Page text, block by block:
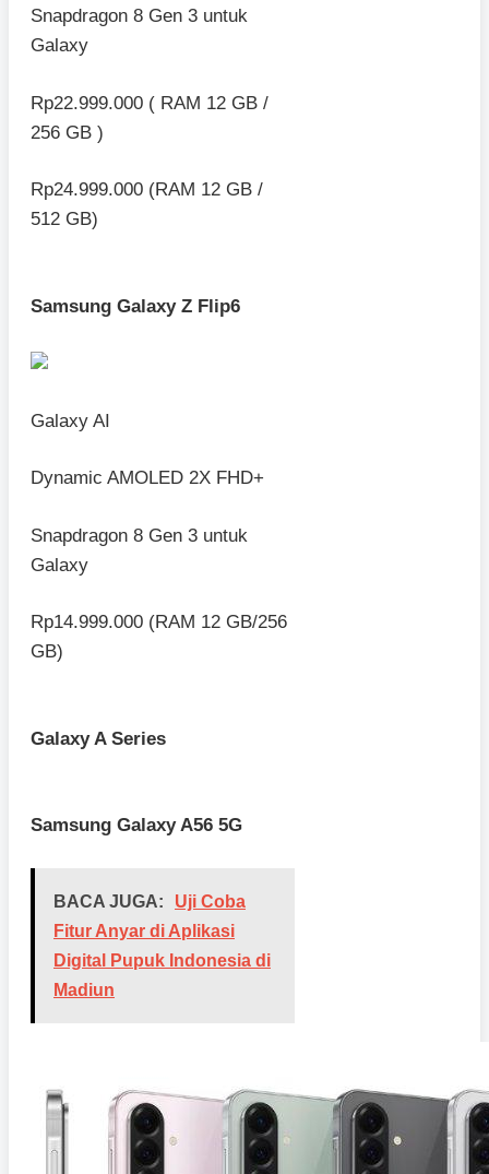
Snapdragon 8 Gen 3 untuk
Galaxy
Rp22.999.000 ( RAM 12 GB /
256 GB )
Rp24.999.000 (RAM 12 GB /
512 GB)
Samsung Galaxy Z Flip6
Galaxy AI
Dynamic AMOLED 2X FHD+
Snapdragon 8 Gen 3 untuk
Galaxy
Rp14.999.000 (RAM 12 GB/256
GB)
Galaxy A Series
Samsung Galaxy A56 5G
BACA JUGA:
Uji Coba
Fitur Anyar di Aplikasi
Digital Pupuk Indonesia di
Madiun